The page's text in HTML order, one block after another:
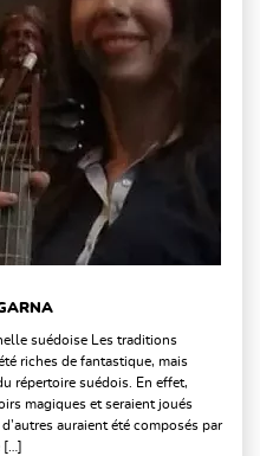
suédoise Les traditions
riches de fantastique, mais
répertoire suédois. En effet,
magiques et seraient joués
auraient été composés par